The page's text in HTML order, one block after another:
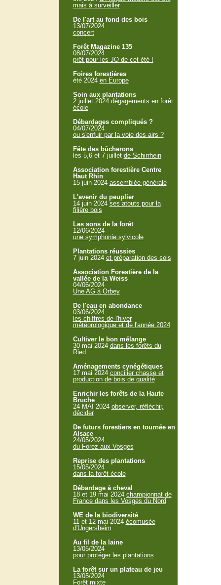
mais à surveiller
De l'art au fond des bois
13/07/2024
concert
Forêt Magazine 135
08/07/2024
prêt pour les JO de cet été !
Foires forestières
été 2024 en Europe
Soin aux plantations
2 juillet 2024 dégagements en forêt
école
Débardages compliqués ?
04/07/2024
ou s'enfuir par la voie des airs ?
Fête des bûcherons
les 5,6 et 7 juillet de Schirrhein
Association forestière Centre
Haut Rhin
15 juin 2024 assemblée générale
L'avenir du peuplier
14 juin 2024 ses atouts pour la
filière bois
Les sons de la forêt
12/06/2024
une symphonie sylvicole
Plantations réussies
7 juin 2024 et préparation des sols
Association Forestière de la
vallée de la Weiss
04/06/2024
Une AG à Orbey
De l'eau en abondance
03/06/2024
les chiffres de l'hiver
météorologique et de l'année 2024
Cultiver le bon mélange
30 mai 2024 dans les forêts du
Ried
Aménagements cynégétiques
17 mai 2024 concilier chasse et
production de bois de qualité
Enrichir les forêts de la Haute
Bruche
24 MAI 2024 observer, réfléchir,
décider
De futurs forestiers en tournée en
Alsace
24/05/2024
du Forez aux Vosges
Reprise des plantations
15/05/2024
dans la forêt école
Débardage à cheval
18 et 19 mai 2024 championnat de
France dans les Vosges du Nord
WE de la biodiversité
11 et 12 mai 2024 écomusée
d'Ungersheim
Au fil de la laine
13/05/2024
pour protéger les plantations
La forêt sur un plateau de jeu
13/05/2024
Forêt mixte